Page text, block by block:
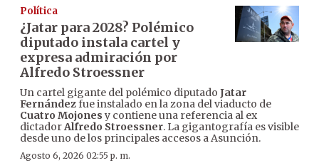
Política
¿Jatar para 2028? Polémico
diputado instala cartel y
expresa admiración por
Alfredo Stroessner
Un cartel gigante del polémico diputado Jatar
Fernándezfue instalado en la zona del viaducto de
Cuatro Mojones y contiene una referencia al ex
dictadorAlfredo Stroessner. La gigantografía es visible
desde uno de los principales accesos a Asunción.
Agosto 6, 2026 02:55 p. m.